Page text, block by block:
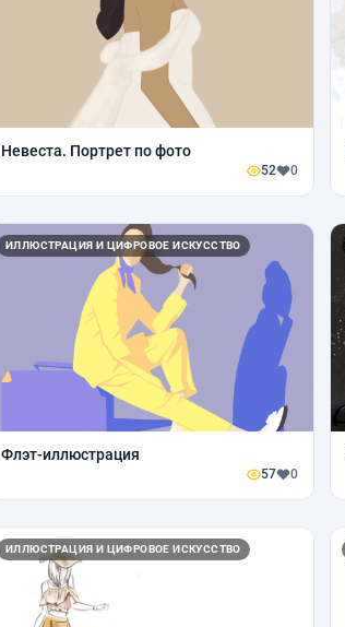
Невеста. Портрет по фото
52 0
ИЛЛЮСТРАЦИЯ И ЦИФРОВОЕ ИСКУССТВО
Флэт-иллюстрация
57 0
ИЛЛЮСТРАЦИЯ И ЦИФРОВОЕ ИСКУССТВО